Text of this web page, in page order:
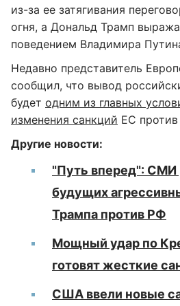
из-за ее затягивания
огня, а Дональд Трамп
поведением Владимира
Недавно представитель
сообщил, что вывод
будет одним из главных
изменения санкций ЕС
Другие новости:
"Путь вперед": СМИ
будущих
Трампа против РФ
Мощный удар по
готовят жесткие
США ввели новые